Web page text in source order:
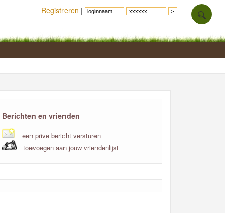
Berichten en vrienden
een prive bericht versturen
toevoegen aan jouw vriendenlijst
Registreren |